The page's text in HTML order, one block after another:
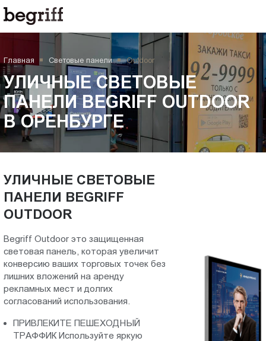
УЛИЧНЫЕ
СВЕТОВЫЕ
ПАНЕЛИ
BEGRIFF
OUTDOOR
в
Оренбурге
Главная Световые панели Outdoor
УЛИЧНЫЕ СВЕТОВЫЕ
ПАНЕЛИ BEGRIFF OUTDOOR
В ОРЕНБУРГЕ
УЛИЧНЫЕ СВЕТОВЫЕ
ПАНЕЛИ BEGRIFF
OUTDOOR
Begriff Outdoor это защищенная
световая панель, которая увеличит
конверсию ваших торговых точек без
лишних вложений на аренду
рекламных мест и долгих
согласований использования.
ПРИВЛЕКИТЕ ПЕШЕХОДНЫЙ
ТРАФФИК Используйте яркую
ООО
"Компания
Бегрифф"
Свердловская
обл.
620016
г.
Екатеринбург
ул.
Амундсена,
107,
оф.
sales@begriff.ru
+73433454747
RUB
Пн.-
Пт.:
9.00-
18.00
Сб.,
Вс.: